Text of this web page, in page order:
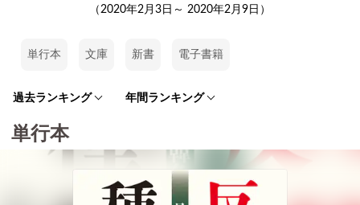
（2020年2月3日～ 2020年2月9日）
単行本 文庫 新書 電子書籍
過去ランキング 年間ランキング
単行本